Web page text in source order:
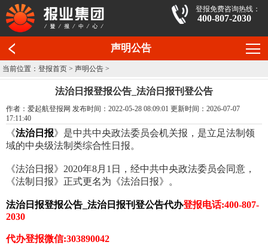
登报免费咨询热线：
400-807-2030
声明公告
当前位置：登报首页 >声明公告 >
法治日报登报公告_法治日报刊登公告
作者：爱起航登报网 发布时间：2022-05-28 08:09:01 更新时间：2026-07-07
17:11:40
《法治日报》是中共中央政法委员会机关报，是立足法制领
域的中央级法制类综合性日报。
《法治日报》2020年8月1日，经中共中央政法委员会同意，
《法制日报》正式更名为《法治日报》。
法治日报登报公告_法治日报刊登公告代办登报电话:400-807-
2030
代办登报微信:303890042